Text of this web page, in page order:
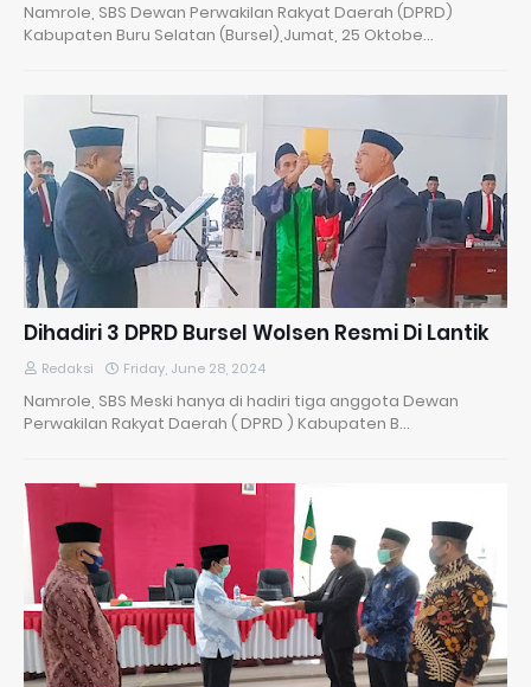
Namrole, SBS Dewan Perwakilan Rakyat Daerah (DPRD)
Kabupaten Buru Selatan (Bursel),Jumat, 25 Oktobe…
Dihadiri 3 DPRD Bursel Wolsen Resmi Di Lantik
Redaksi Friday, June 28, 2024
Namrole, SBS Meski hanya di hadiri tiga anggota Dewan
Perwakilan Rakyat Daerah ( DPRD ) Kabupaten B…